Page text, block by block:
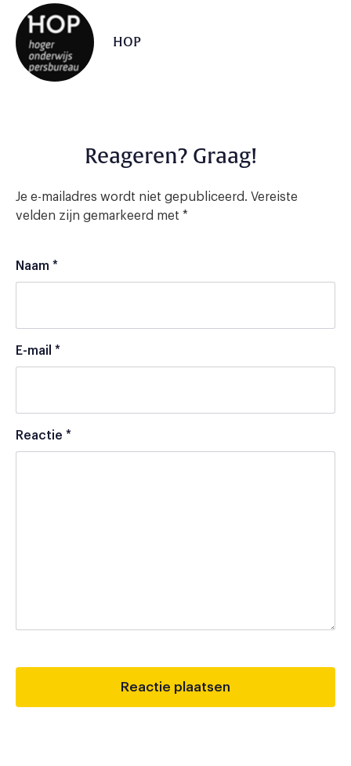
HOP
Reageren? Graag!
Je e-mailadres wordt niet gepubliceerd. Vereiste
velden zijn gemarkeerd met *
Naam *
E-mail *
Reactie *